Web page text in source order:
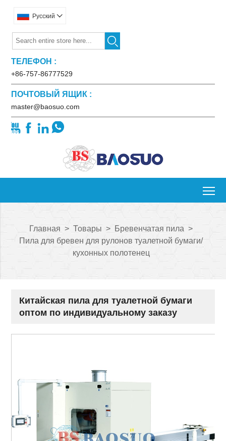
Pусский 

ТЕЛЕФОН :
+86-757-86777529
ПОЧТОВЫЙ ЯЩИК :
master@baosuo.com
   
Главная > Товары > Бревенчатая пила >
Пила для бревен для рулонов туалетной бумаги/
кухонных полотенец
Китайская пила для туалетной бумаги
оптом по индивидуальному заказу